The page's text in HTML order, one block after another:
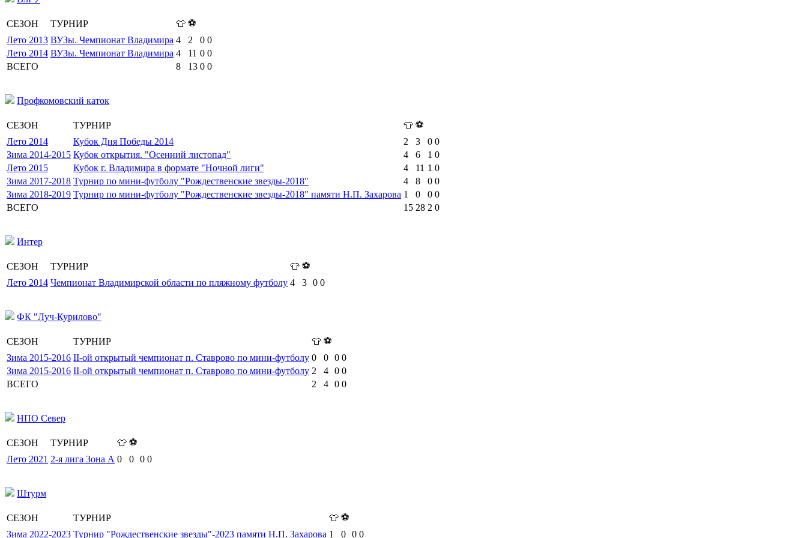
СЕЗОН ТУРНИР 👕 ⚽
Лето 2013 ВУЗы. Чемпионат Владимира 4 2 0 0
Лето 2014 ВУЗы. Чемпионат Владимира 4 11 0 0
ВСЕГО
8 13 0 0
Профкомовский каток
СЕЗОН ТУРНИР 👕 ⚽
Лето 2014
Кубок Дня Победы 2014 2 3 0 0
Зима 2014-2015 Кубок открытия. "Осенний листопад" 4 6 1 0
Лето 2015
Кубок г. Владимира в формате "Ночной лиги" 4 11 1 0
Зима 2017-2018 Турнир по мини-футболу "Рождественские звезды-2018" 4 8 0 0
Зима 2018-2019 Турнир по мини-футболу "Рождественские звезды-2018" памяти Н.П. Захарова 1 0 0 0
ВСЕГО
15 28 2 0
Интер
СЕЗОН ТУРНИР 👕 ⚽
Лето 2014 Чемпионат Владимирской области по пляжному футболу 4 3 0 0
ФК "Луч-Курилово"
СЕЗОН ТУРНИР 👕 ⚽
Зима 2015-2016 II-ой открытый чемпионат п. Ставрово по мини-футболу 0 0 0 0
Зима 2015-2016 II-ой открытый чемпионат п. Ставрово по мини-футболу 2 4 0 0
ВСЕГО
2 4 0 0
НПО Север
СЕЗОН ТУРНИР 👕 ⚽
Лето 2021 2-я лига Зона А 0 0 0 0
Штурм
СЕЗОН ТУРНИР 👕 ⚽
Зима 2022-2023 Турнир "Рождественские звезды"-2023 памяти Н.П. Захарова 1 0 0 0